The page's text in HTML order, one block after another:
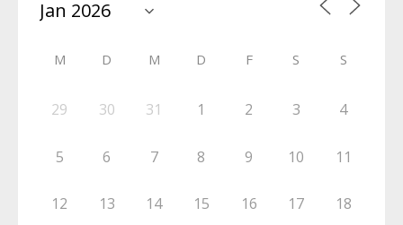
M D M D F S S
29 30 31 1 2 3 4
5 6 7 8 9 10 11
12 13 14 15 16 17 18